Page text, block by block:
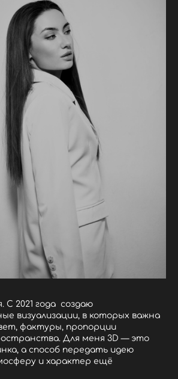
С 2021 года создаю
визуализации, в которых важна
фактуры, пропорции
Для меня 3D — это
а способ передать идею
и характер ещё